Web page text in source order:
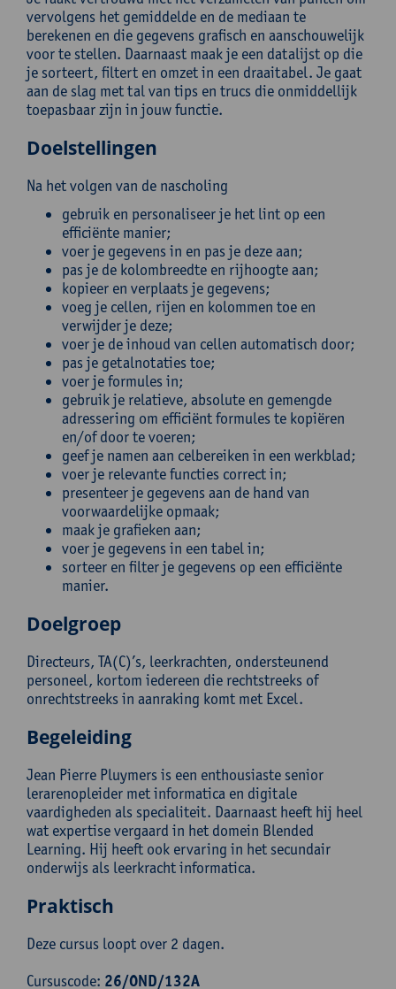
vervolgens het gemiddelde en de mediaan te
berekenen en die gegevens grafisch en aanschouwelijk
voor te stellen. Daarnaast maak je een datalijst op die
je sorteert, filtert en omzet in een draaitabel. Je gaat
aan de slag met tal van tips en trucs die onmiddellijk
toepasbaar zijn in jouw functie.
Doelstellingen
Na het volgen van de nascholing
gebruik en personaliseer je het lint op een
efficiënte manier;
voer je gegevens in en pas je deze aan;
pas je de kolombreedte en rijhoogte aan;
kopieer en verplaats je gegevens;
voeg je cellen, rijen en kolommen toe en
verwijder je deze;
voer je de inhoud van cellen automatisch door;
pas je getalnotaties toe;
voer je formules in;
gebruik je relatieve, absolute en gemengde
adressering om efficiënt formules te kopiëren
en/of door te voeren;
geef je namen aan celbereiken in een werkblad;
voer je relevante functies correct in;
presenteer je gegevens aan de hand van
voorwaardelijke opmaak;
maak je grafieken aan;
voer je gegevens in een tabel in;
sorteer en filter je gegevens op een efficiënte
manier.
Doelgroep
Directeurs, TA(C)’s, leerkrachten, ondersteunend
personeel, kortom iedereen die rechtstreeks of
onrechtstreeks in aanraking komt met Excel.
Begeleiding
Jean Pierre Pluymers is een enthousiaste senior
lerarenopleider met informatica en digitale
vaardigheden als specialiteit. Daarnaast heeft hij heel
wat expertise vergaard in het domein Blended
Learning. Hij heeft ook ervaring in het secundair
onderwijs als leerkracht informatica.
Praktisch
Deze cursus loopt over 2 dagen.
Cursuscode: 26/OND/132A